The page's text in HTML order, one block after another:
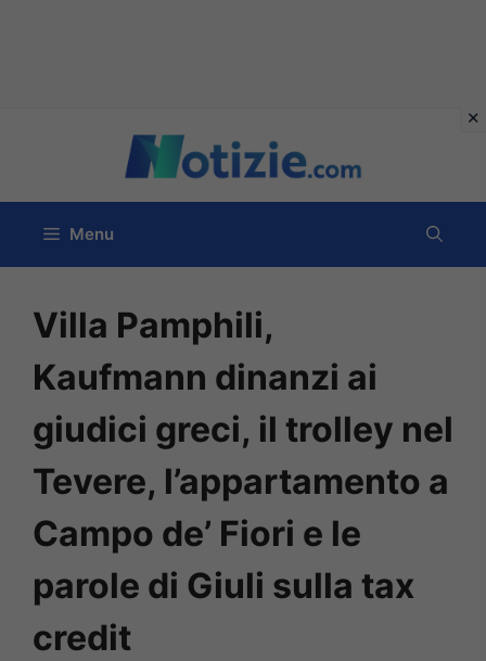
contenuto
Menu
Villa Pamphili,
Kaufmann dinanzi ai
giudici greci, il trolley nel
Tevere, l’appartamento a
Campo de’ Fiori e le
parole di Giuli sulla tax
credit